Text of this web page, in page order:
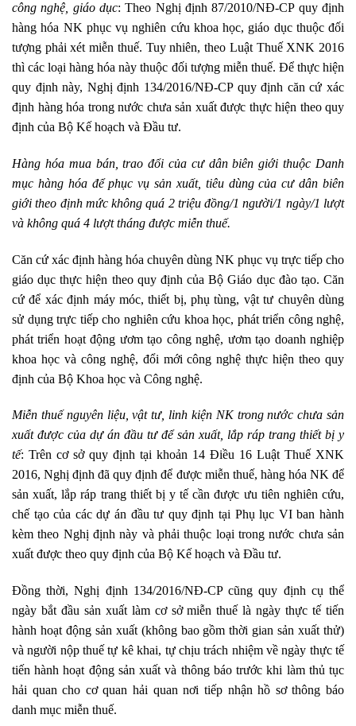
công nghệ, giáo dục: Theo Nghị định 87/2010/NĐ-CP quy định
hàng hóa NK phục vụ nghiên cứu khoa học, giáo dục thuộc đối
tượng phải xét miễn thuế. Tuy nhiên, theo Luật Thuế XNK 2016
thì các loại hàng hóa này thuộc đối tượng miễn thuế. Để thực hiện
quy định này, Nghị định 134/2016/NĐ-CP quy định căn cứ xác
định hàng hóa trong nước chưa sản xuất được thực hiện theo quy
định của Bộ Kế hoạch và Đầu tư.
Hàng hóa mua bán, trao đổi của cư dân biên giới thuộc Danh
mục hàng hóa để phục vụ sản xuất, tiêu dùng của cư dân biên
giới theo định mức không quá 2 triệu đồng/1 người/1 ngày/1 lượt
và không quá 4 lượt tháng được miễn thuế.
Căn cứ xác định hàng hóa chuyên dùng NK phục vụ trực tiếp cho
giáo dục thực hiện theo quy định của Bộ Giáo dục đào tạo. Căn
cứ để xác định máy móc, thiết bị, phụ tùng, vật tư chuyên dùng
sử dụng trực tiếp cho nghiên cứu khoa học, phát triển công nghệ,
phát triển hoạt động ươm tạo công nghệ, ươm tạo doanh nghiệp
khoa học và công nghệ, đổi mới công nghệ thực hiện theo quy
định của Bộ Khoa học và Công nghệ.
Miễn thuế nguyên liệu, vật tư, linh kiện NK trong nước chưa sản
xuất được của dự án đầu tư để sản xuất, lắp ráp trang thiết bị y
tế: Trên cơ sở quy định tại khoản 14 Điều 16 Luật Thuế XNK
2016, Nghị định đã quy định để được miễn thuế, hàng hóa NK để
sản xuất, lắp ráp trang thiết bị y tế cần được ưu tiên nghiên cứu,
chế tạo của các dự án đầu tư quy định tại Phụ lục VI ban hành
kèm theo Nghị định này và phải thuộc loại trong nước chưa sản
xuất được theo quy định của Bộ Kế hoạch và Đầu tư.
Đồng thời, Nghị định 134/2016/NĐ-CP cũng quy định cụ thể
ngày bắt đầu sản xuất làm cơ sở miễn thuế là ngày thực tế tiến
hành hoạt động sản xuất (không bao gồm thời gian sản xuất thử)
và người nộp thuế tự kê khai, tự chịu trách nhiệm về ngày thực tế
tiến hành hoạt động sản xuất và thông báo trước khi làm thủ tục
hải quan cho cơ quan hải quan nơi tiếp nhận hồ sơ thông báo
danh mục miễn thuế.